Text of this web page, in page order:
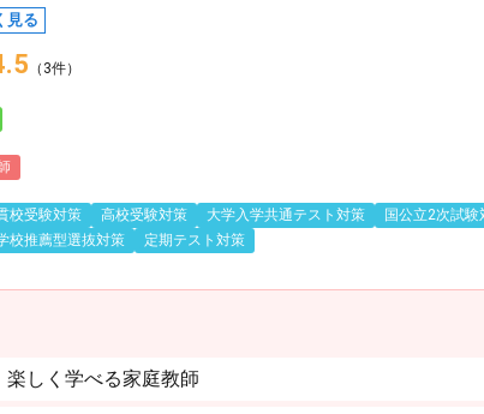
見る
（3件）
校受験対策 高校受験対策 大学入学共通テスト対策
国公立2次試験
校推薦型選抜対策 定期テスト対策
楽しく学べる家庭教師